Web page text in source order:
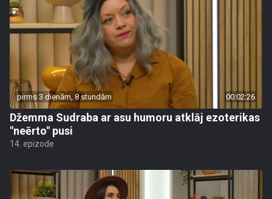
pirms 3 dienām, 8 stundām 00:02:26
Džemma Sudraba ar asu humoru atklāj ezoterikas
"neērto" pusi
14. epizode